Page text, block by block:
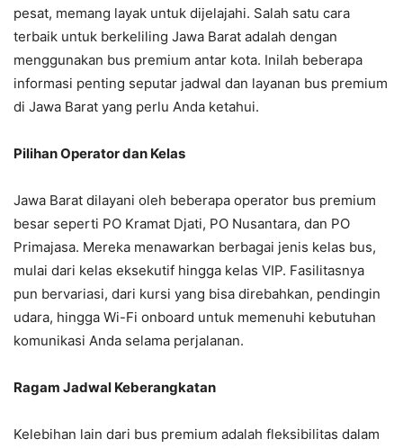
pesat, memang layak untuk dijelajahi. Salah satu cara
terbaik untuk berkeliling Jawa Barat adalah dengan
menggunakan bus premium antar kota. Inilah beberapa
informasi penting seputar jadwal dan layanan bus premium
di Jawa Barat yang perlu Anda ketahui.
Pilihan Operator dan Kelas
Jawa Barat dilayani oleh beberapa operator bus premium
besar seperti PO Kramat Djati, PO Nusantara, dan PO
Primajasa. Mereka menawarkan berbagai jenis kelas bus,
mulai dari kelas eksekutif hingga kelas VIP. Fasilitasnya
pun bervariasi, dari kursi yang bisa direbahkan, pendingin
udara, hingga Wi-Fi onboard untuk memenuhi kebutuhan
komunikasi Anda selama perjalanan.
Ragam Jadwal Keberangkatan
Kelebihan lain dari bus premium adalah fleksibilitas dalam